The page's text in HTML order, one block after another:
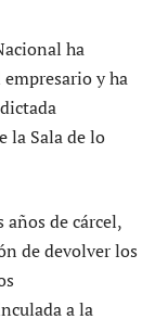
ha
y ha
la Sala de lo
de cárcel,
de devolver los
a la